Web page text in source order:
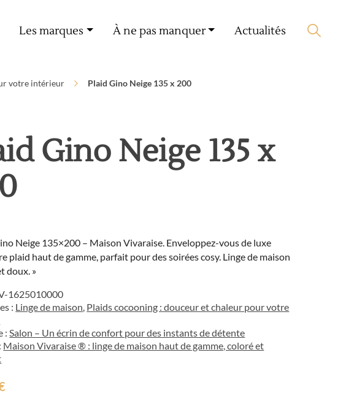
Les marques À ne pas manquer Actualités
votre intérieur Plaid Gino Neige 135 x 200
Gino Neige 135 x
Neige 135×200 – Maison Vivaraise. Enveloppez-vous de luxe
plaid haut de gamme, parfait pour des soirées cosy. Linge de maison
doux. »
1625010000
: Linge de maison, Plaids cocooning : douceur et chaleur pour votre
:Salon – Un écrin de confort pour des instants de détente
Maison Vivaraise ® : linge de maison haut de gamme, coloré et